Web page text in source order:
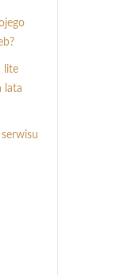
lite
lata